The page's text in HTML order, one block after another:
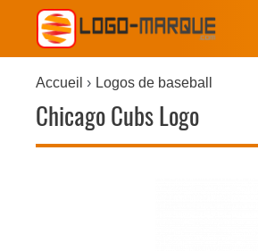
Accueil Logos de baseball
Chicago Cubs Logo